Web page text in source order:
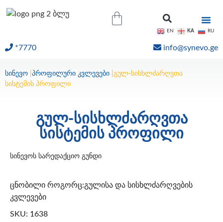
*7770 info@synevo.ge
სინევო პროფილური კვლევები გულ-სისხლძარღვთა
სისტემის პროფილი
გულ-სისხლძარღვთა
სისტემის პროფილი
სინევოს სარედაქციო გუნდი
ცნობილი როგორც:გულისა და სისხლძარღვების
კვლევები
SKU: 1638
EN KA RU